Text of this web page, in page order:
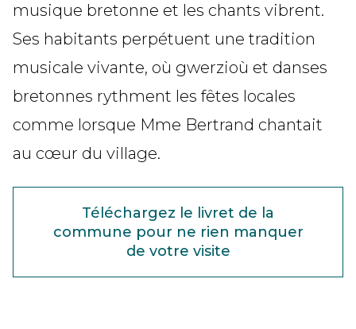
musique bretonne et les chants vibrent.
Ses habitants perpétuent une tradition
musicale vivante, où gwerzioù et danses
bretonnes rythment les fêtes locales
comme lorsque Mme Bertrand chantait
au cœur du village.
Téléchargez le livret de la
commune pour ne rien manquer
de votre visite